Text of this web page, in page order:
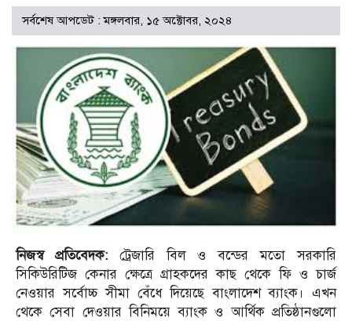
সর্বশেষ আপডেট : মঙ্গলবার, ১৫ অক্টোবর, ২০২৪
নিজস্ব প্রতিবেদক: ট্রেজারি বিল ও বন্ডের মতো সরকারি
সিকিউরিটিজ কেনার ক্ষেত্রে গ্রাহকদের কাছ থেকে ফি ও চার্জ
নেওয়ার সর্বোচ্চ সীমা বেঁধে দিয়েছে বাংলাদেশ ব্যাংক। এখন
থেকে সেবা দেওয়ার বিনিময়ে ব্যাংক ও আর্থিক প্রতিষ্ঠানগুলো